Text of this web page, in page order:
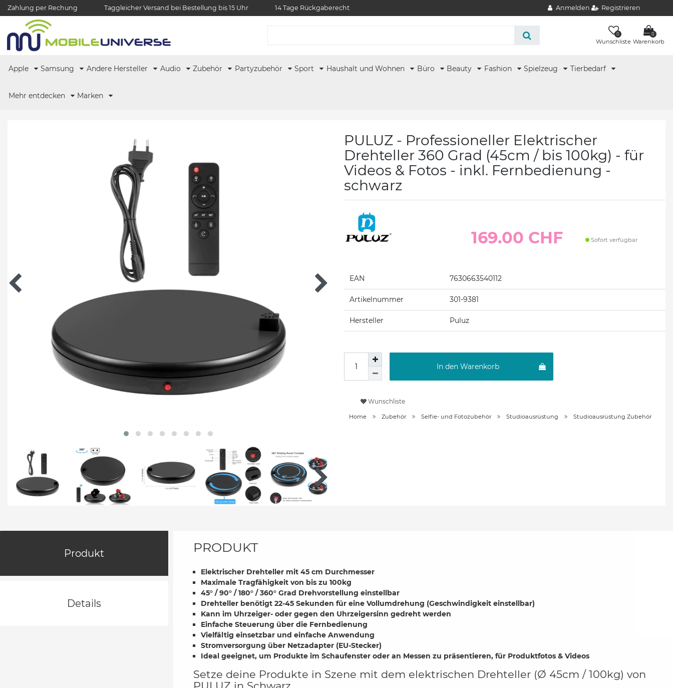
Zahlung per Rechung Taggleicher Versand bei Bestellung bis 15 Uhr 14 Tage Rückgaberecht Anmelden Registrieren
0
Wunschliste
0
Warenkorb
Apple Samsung Andere Hersteller Audio Zubehör Partyzubehör Sport Haushalt und Wohnen Büro Beauty Fashion Spielzeug Tierbedarf
Mehr entdecken Marken
PULUZ - Professioneller Elektrischer
Drehteller 360 Grad (45cm / bis 100kg) - für
Videos & Fotos - inkl. Fernbedienung -
schwarz
169.00 CHF Sofort verfügbar
EAN 7630663540112
Artikelnummer 301-9381
Hersteller Puluz
In den Warenkorb
Wunschliste
Home Zubehör Selfie- und Fotozubehör Studioausrüstung Studioausrüstung Zubehör
Produkt
Details
PRODUKT
Elektrischer Drehteller mit 45 cm Durchmesser
Maximale Tragfähigkeit von bis zu 100kg
45° / 90° / 180° / 360° Grad Drehvorstellung einstellbar
Drehteller benötigt 22-45 Sekunden für eine Vollumdrehung (Geschwindigkeit einstellbar)
Kann im Uhrzeiger- oder gegen den Uhrzeigersinn gedreht werden
Einfache Steuerung über die Fernbedienung
Vielfältig einsetzbar und einfache Anwendung
Stromversorgung über Netzadapter (EU-Stecker)
Ideal geeignet, um Produkte im Schaufenster oder an Messen zu präsentieren, für Produktfotos & Videos
Setze deine Produkte in Szene mit dem elektrischen Drehteller (Ø 45cm / 100kg) von